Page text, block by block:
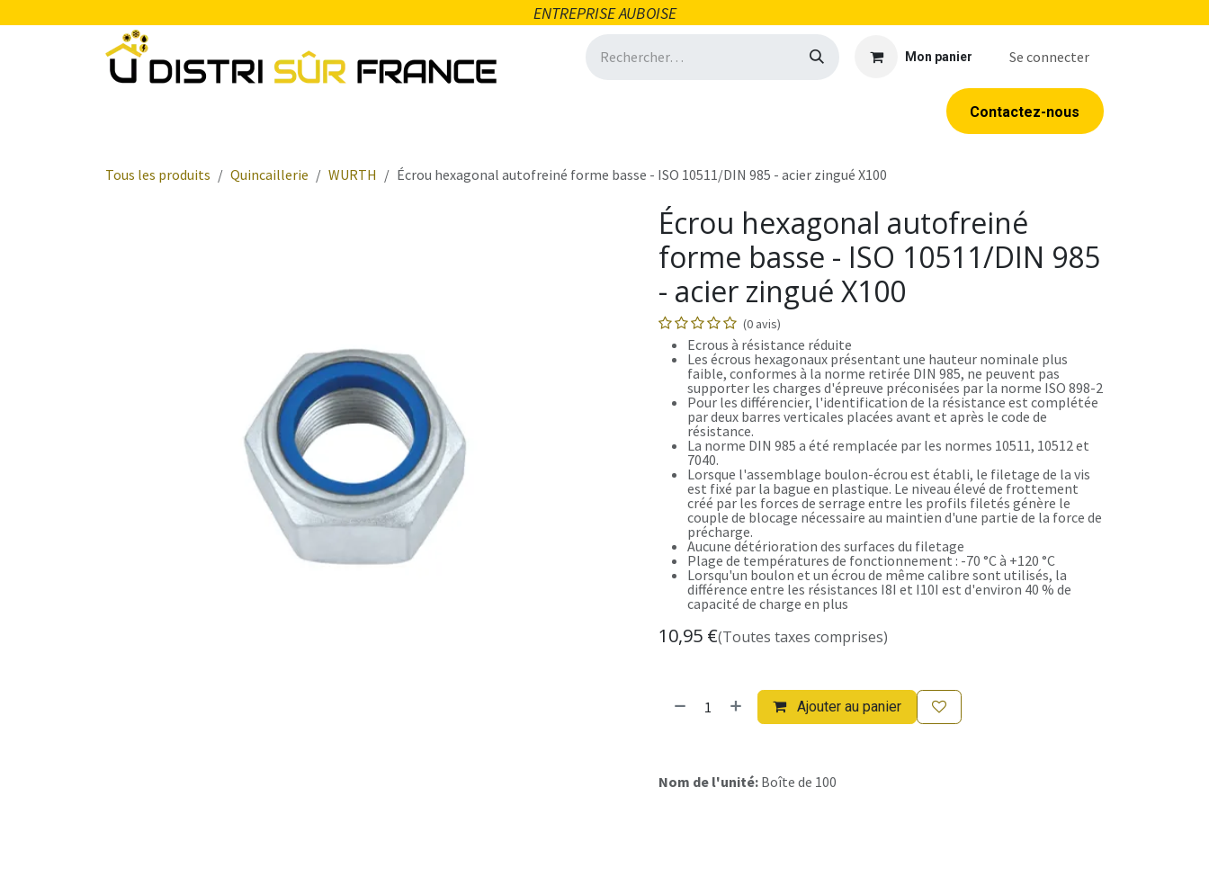
ENTREPRISE AUBOISE
Mon panier Se connecter
Outillage Formations
Contacte​​​​z​​​​​​​​-​​nous
Tous les produits Quincaillerie WURTH Écrou hexagonal autofreiné forme basse - ISO 10511/DIN 985 - acier zingué X100
Écrou hexagonal autofreiné
forme basse - ISO 10511/DIN 985
- acier zingué X100
(0 avis)
Ecrous à résistance réduite
Les écrous hexagonaux présentant une hauteur nominale plus
faible, conformes à la norme retirée DIN 985, ne peuvent pas
supporter les charges d'épreuve préconisées par la norme ISO 898-2
Pour les différencier, l'identification de la résistance est complétée
par deux barres verticales placées avant et après le code de
résistance.
La norme DIN 985 a été remplacée par les normes 10511, 10512 et
7040.
Lorsque l'assemblage boulon-écrou est établi, le filetage de la vis
est fixé par la bague en plastique. Le niveau élevé de frottement
créé par les forces de serrage entre les profils filetés génère le
couple de blocage nécessaire au maintien d'une partie de la force de
précharge.
Aucune détérioration des surfaces du filetage
Plage de températures de fonctionnement : -70 °C à +120 °C
Lorsqu'un boulon et un écrou de même calibre sont utilisés, la
différence entre les résistances I8I et I10I est d'environ 40 % de
capacité de charge en plus
10,95 €(Toutes taxes comprises)
Ajouter au panier
Nom de l'unité: Boîte de 100